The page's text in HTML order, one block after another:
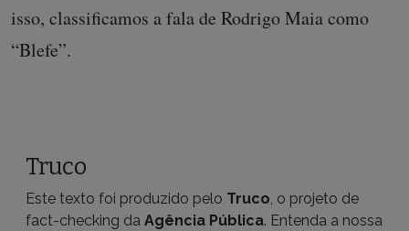
isso, classificamos a fala de Rodrigo Maia como
“Blefe”.
Truco
Este texto foi produzido pelo Truco, o projeto de
fact-checking da Agência Pública. Entenda a nossa